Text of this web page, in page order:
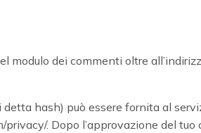
dei commenti oltre
hash) può essere fornita al
. Dopo l’approvazione del